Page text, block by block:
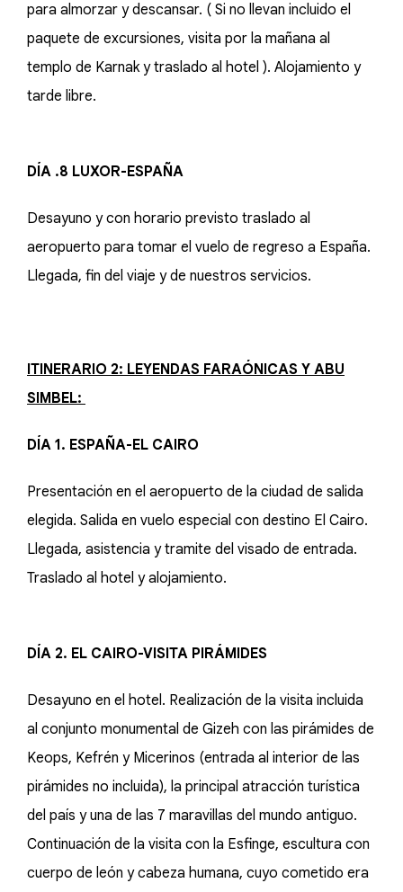
para almorzar y descansar. ( Si no llevan incluido el
paquete de excursiones, visita por la mañana al
templo de Karnak y traslado al hotel ). Alojamiento y
tarde libre.
DÍA .8 LUXOR-ESPAÑA
Desayuno y con horario previsto traslado al
aeropuerto para tomar el vuelo de regreso a España.
Llegada, fin del viaje y de nuestros servicios.
ITINERARIO 2: LEYENDAS FARAÓNICAS Y ABU
SIMBEL:
DÍA 1. ESPAÑA-EL CAIRO
Presentación en el aeropuerto de la ciudad de salida
elegida. Salida en vuelo especial con destino El Cairo.
Llegada, asistencia y tramite del visado de entrada.
Traslado al hotel y alojamiento.
DÍA 2. EL CAIRO-VISITA PIRÁMIDES
Desayuno en el hotel. Realización de la visita incluida
al conjunto monumental de Gizeh con las pirámides de
Keops, Kefrén y Micerinos (entrada al interior de las
pirámides no incluida), la principal atracción turística
del país y una de las 7 maravillas del mundo antiguo.
Continuación de la visita con la Esfinge, escultura con
cuerpo de león y cabeza humana, cuyo cometido era